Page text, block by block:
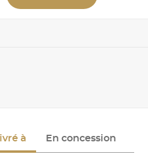
à En concession